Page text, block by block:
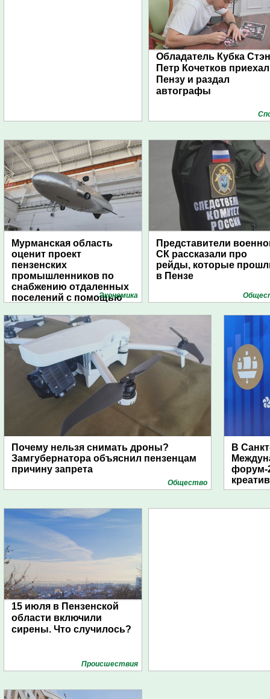
Обладатель Кубка
Петр Кочетков
Пензу и раздал
автографы
Мурманская область
оценит проект
пензенских
промышленников по
снабжению отдаленных
поселений с помощью
Экономика
Представители
СК рассказали про
рейды, которые
в Пензе
Почему нельзя снимать дроны?
Замгубернатора объяснил пензенцам
причину запрета
Общество
В
форум-
15 июля в Пензенской
области включили
сирены. Что случилось?
Проиcшествия